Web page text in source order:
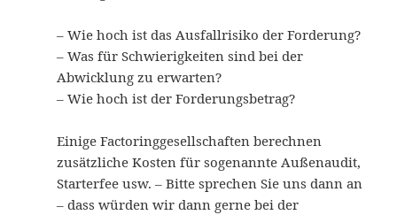
– Wie hoch ist das Ausfallrisiko der Forderung?
– Was für Schwierigkeiten sind bei der
Abwicklung zu erwarten?
– Wie hoch ist der Forderungsbetrag?
Einige Factoringgesellschaften berechnen
zusätzliche Kosten für sogenannte Außenaudit,
Starterfee usw. – Bitte sprechen Sie uns dann an
– dass würden wir dann gerne bei der